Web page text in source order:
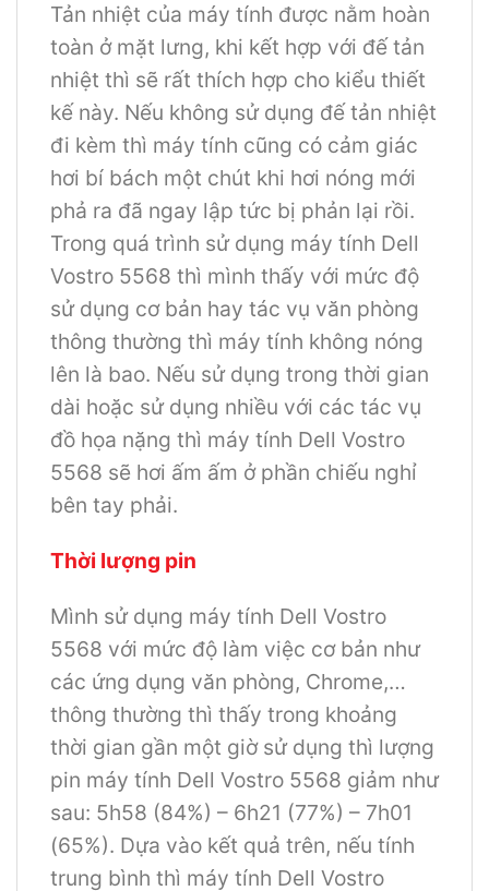
Tản nhiệt của máy tính được nằm hoàn
toàn ở mặt lưng, khi kết hợp với đế tản
nhiệt thì sẽ rất thích hợp cho kiểu thiết
kế này. Nếu không sử dụng đế tản nhiệt
đi kèm thì máy tính cũng có cảm giác
hơi bí bách một chút khi hơi nóng mới
phả ra đã ngay lập tức bị phản lại rồi.
Trong quá trình sử dụng máy tính Dell
Vostro 5568 thì mình thấy với mức độ
sử dụng cơ bản hay tác vụ văn phòng
thông thường thì máy tính không nóng
lên là bao. Nếu sử dụng trong thời gian
dài hoặc sử dụng nhiều với các tác vụ
đồ họa nặng thì máy tính Dell Vostro
5568 sẽ hơi ấm ấm ở phần chiếu nghỉ
bên tay phải.
Thời lượng pin
Mình sử dụng máy tính Dell Vostro
5568 với mức độ làm việc cơ bản như
các ứng dụng văn phòng, Chrome,…
thông thường thì thấy trong khoảng
thời gian gần một giờ sử dụng thì lượng
pin máy tính Dell Vostro 5568 giảm như
sau: 5h58 (84%) – 6h21 (77%) – 7h01
(65%). Dựa vào kết quả trên, nếu tính
trung bình thì máy tính Dell Vostro